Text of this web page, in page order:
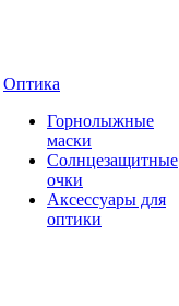
Оптика
Горнолыжные
маски
Солнцезащитные
очки
Аксессуары для
оптики